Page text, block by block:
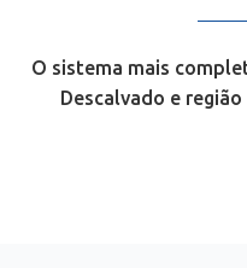
O sistema mais
Descalvado e